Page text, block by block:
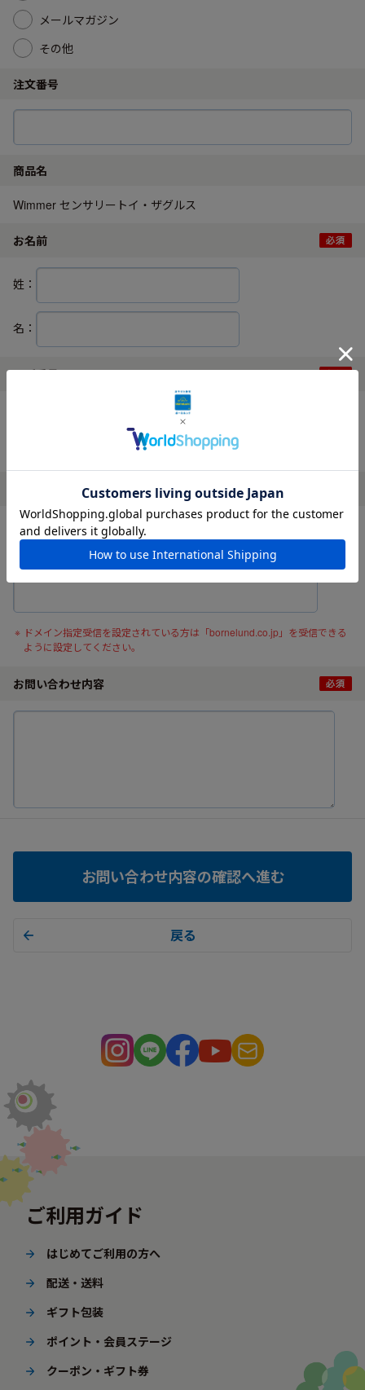
メールマガジン
その他
注文番号
商品名
Wimmer センサリートイ・ザグルス
お名前
姓：
名：
電話番号
ハイフンなしでご入力ください。
メールアドレス
確認の為、メールアドレスを再度入力してください。
ドメイン指定受信を設定されている方は「bornelund.co.jp」を受信できる
ように設定してください。
お問い合わせ内容
お問い合わせ内容の確認へ進む
戻る
ご利用ガイド
はじめてご利用の方へ
配送・送料
ギフト包装
ポイント・会員ステージ
クーポン・ギフト券